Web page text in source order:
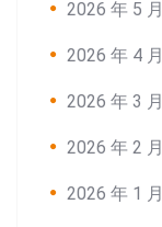
2026 年 5 月
2026 年 4 月
2026 年 3 月
2026 年 2 月
2026 年 1 月